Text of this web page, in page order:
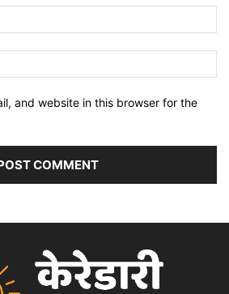
and website in this browser for the